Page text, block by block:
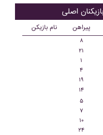
نام بازیکن پیراهن
۸
۲۱
۱
۴
۱۹
۱۴
۵
۷
۱۰
۲۴